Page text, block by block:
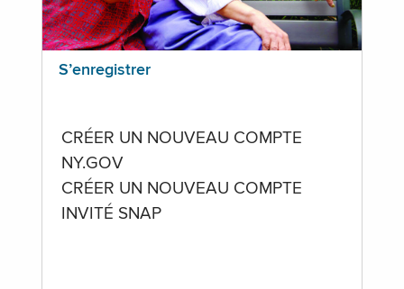
S’enregistrer
CRÉER UN NOUVEAU COMPTE
NY.GOV
CRÉER UN NOUVEAU COMPTE
INVITÉ SNAP